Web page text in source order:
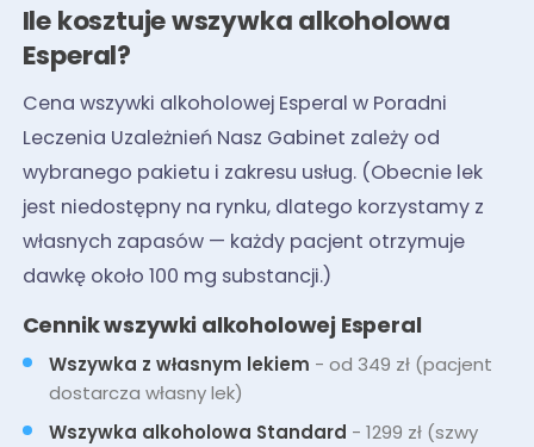
Ile kosztuje wszywka alkoholowa
Esperal?
Cena wszywki alkoholowej Esperal w Poradni
Leczenia Uzależnień Nasz Gabinet zależy od
wybranego pakietu i zakresu usług. (Obecnie lek
jest niedostępny na rynku, dlatego korzystamy z
własnych zapasów — każdy pacjent otrzymuje
dawkę około 100 mg substancji.)
Cennik wszywki alkoholowej Esperal
Wszywka z własnym lekiem - od 349 zł (pacjent
dostarcza własny lek)
Wszywka alkoholowa Standard - 1299 zł (szwy